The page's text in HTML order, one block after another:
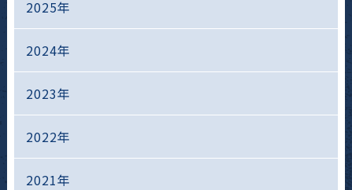
2025年
2024年
2023年
2022年
2021年